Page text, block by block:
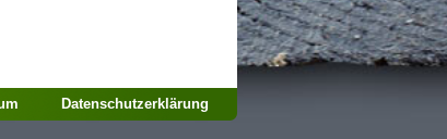
Datenschutzerklärung